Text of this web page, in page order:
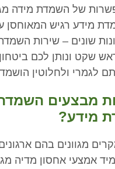
של השמדת מידה
מידע רגיש המאוחסן
שונים – שירות
שקט ונותן לכם
לגמרי ולחלוטין
מבצעים
מידע?
מגוונים בהם
אמצעי אחסון מדיה